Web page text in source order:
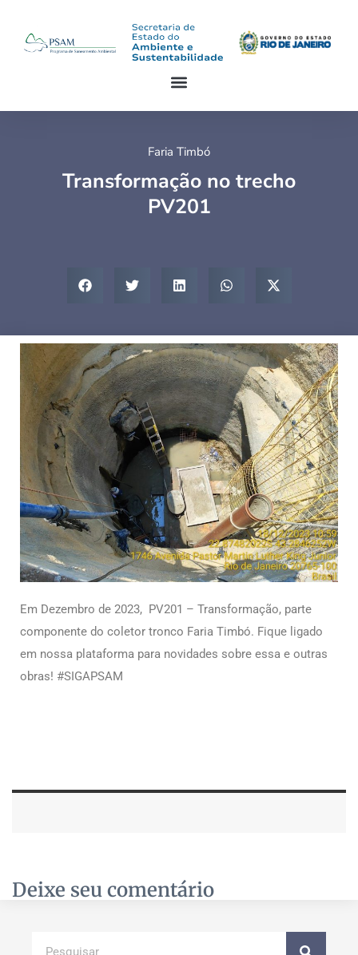
Faria Timbó
Transformação no trecho
PV201
Em Dezembro de 2023, PV201 – Transformação, parte
componente do coletor tronco Faria Timbó. Fique ligado
em nossa plataforma para novidades sobre essa e outras
obras! #SIGAPSAM
Deixe seu comentário